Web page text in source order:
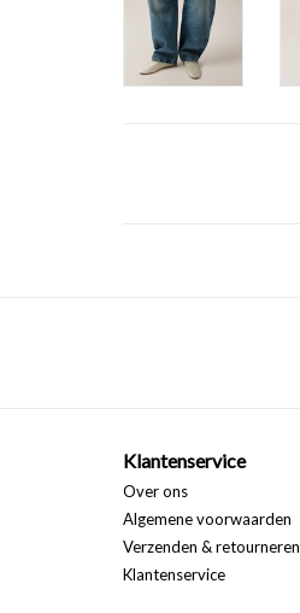
Klantenservice
Over ons
Algemene voorwaarden
Verzenden & retourneren
Klantenservice